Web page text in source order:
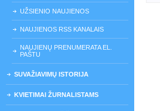
UŽSIENIO NAUJIENOS
NAUJIENOS RSS KANALAIS
NAUJIENŲ PRENUMERATA EL.
PAŠTU
SUVAŽIAVIMŲ ISTORIJA
KVIETIMAI ŽURNALISTAMS